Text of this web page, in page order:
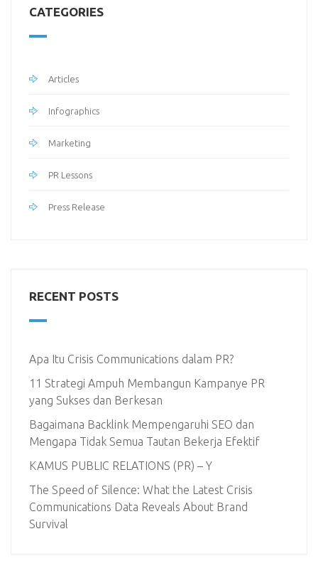
CATEGORIES
Articles
Infographics
Marketing
PR Lessons
Press Release
RECENT POSTS
Apa Itu Crisis Communications dalam PR?
11 Strategi Ampuh Membangun Kampanye PR
yang Sukses dan Berkesan
Bagaimana Backlink Mempengaruhi SEO dan
Mengapa Tidak Semua Tautan Bekerja Efektif
KAMUS PUBLIC RELATIONS (PR) – Y
The Speed of Silence: What the Latest Crisis
Communications Data Reveals About Brand
Survival